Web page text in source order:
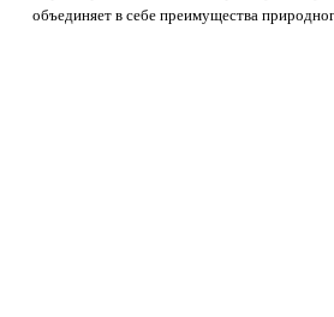
объединяет в себе преимущества